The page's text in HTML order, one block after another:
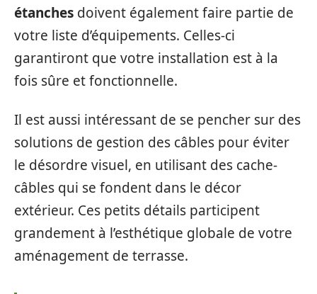
étanches doivent également faire partie de
votre liste d’équipements. Celles-ci
garantiront que votre installation est à la
fois sûre et fonctionnelle.
Il est aussi intéressant de se pencher sur des
solutions de gestion des câbles pour éviter
le désordre visuel, en utilisant des cache-
câbles qui se fondent dans le décor
extérieur. Ces petits détails participent
grandement à l’esthétique globale de votre
aménagement de terrasse.